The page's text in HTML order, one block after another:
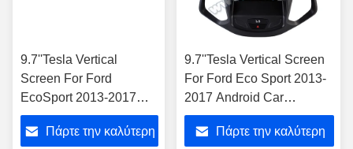
9.7''Tesla Vertical
Screen For Ford
EcoSport 2013-2017
Android Car Multimedia
Player Ηλεκτρονικό
Πάρτε την καλύτερη
9.7''Tesla Vertical Screen
For Ford Eco Sport 2013-
2017 Android Car
Multimedia Player
Ηλεκτρονικό τηλεφώνημα
Πάρτε την καλύτερη